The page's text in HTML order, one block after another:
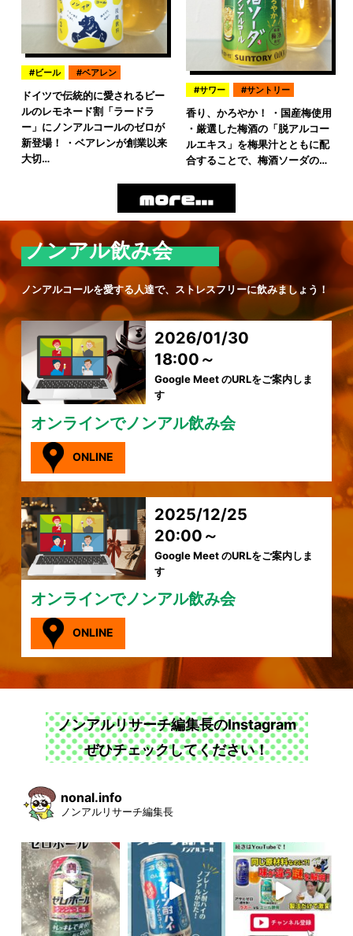
ビール ベアレン
ドイツで伝統的に愛されるビー
ルのレモネード割「ラードラ
ー」にノンアルコールのゼロが
新登場！ ・ベアレンが創業以来
大切…
サワー サントリー
香り、かろやか！ ・国産梅使用
・厳選した梅酒の「脱アルコー
ルエキス」を梅果汁とともに配
合することで、梅酒ソーダの…
ノンアル飲み会
ノンアルコールを愛する人達で、ストレスフリーに飲みましょう！
2026/01/30
18:00～
Google Meet のURLをご案内しま
す
オンラインでノンアル飲み会
ONLINE
2025/12/25
20:00～
Google Meet のURLをご案内しま
す
オンラインでノンアル飲み会
ONLINE
ノンアルリサーチ編集長のInstagram
ぜひチェックしてください！
nonal.info
ノンアルリサーチ編集長